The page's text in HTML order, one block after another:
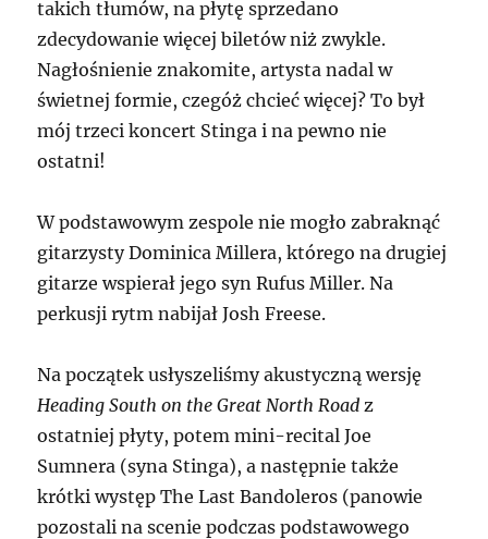
takich tłumów, na płytę sprzedano
zdecydowanie więcej biletów niż zwykle.
Nagłośnienie znakomite, artysta nadal w
świetnej formie, czegóż chcieć więcej? To był
mój trzeci koncert Stinga i na pewno nie
ostatni!
W podstawowym zespole nie mogło zabraknąć
gitarzysty Dominica Millera, którego na drugiej
gitarze wspierał jego syn Rufus Miller. Na
perkusji rytm nabijał Josh Freese.
Na początek usłyszeliśmy akustyczną wersję
Heading South on the Great North Road z
ostatniej płyty, potem mini-recital Joe
Sumnera (syna Stinga), a następnie także
krótki występ The Last Bandoleros (panowie
pozostali na scenie podczas podstawowego